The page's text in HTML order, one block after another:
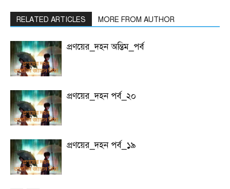
RELATED ARTICLES MORE FROM AUTHOR
প্রণয়ের_দহন অন্তিম_পর্ব
প্রণয়ের_দহন পর্ব_২০
প্রণয়ের_দহন পর্ব_১৯